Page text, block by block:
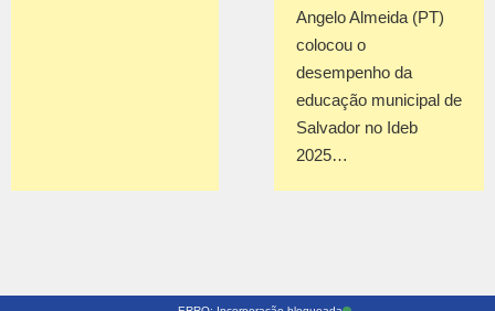
Angelo Almeida (PT)
colocou o
desempenho da
educação municipal de
Salvador no Ideb
2025…